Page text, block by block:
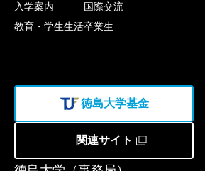
入学案内
教育・学生生活
国際交流
卒業生
徳島大学基金
関連サイト